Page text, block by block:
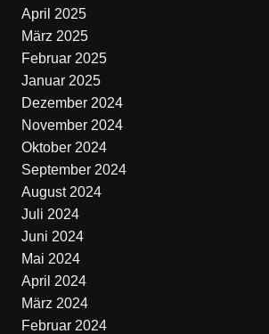
April 2025
März 2025
Februar 2025
Januar 2025
Dezember 2024
November 2024
Oktober 2024
September 2024
August 2024
Juli 2024
Juni 2024
Mai 2024
April 2024
März 2024
Februar 2024